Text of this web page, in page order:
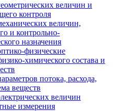
величин и
контроля
величин,
и контрольно-
назначения
физические
химического состава и
потока, расхода,
веществ
величин
измерения